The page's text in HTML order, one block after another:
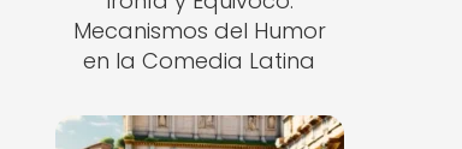
Mecanismos del Humor
en la Comedia Latina